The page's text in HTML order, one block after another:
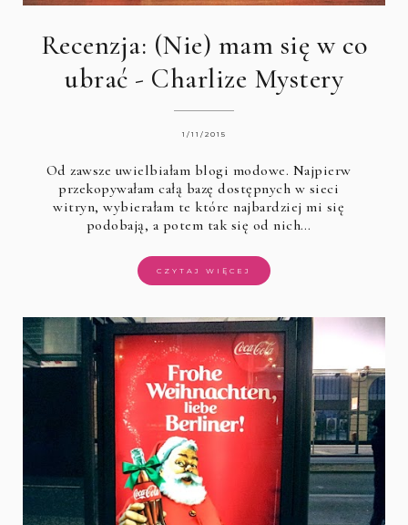
Recenzja: (Nie) mam się w co
ubrać - Charlize Mystery
1/11/2015
Od zawsze uwielbiałam blogi modowe. Najpierw
przekopywałam całą bazę dostępnych w sieci
witryn, wybierałam te które najbardziej mi się
podobają, a potem tak się od nich…
CZYTAJ WIĘCEJ